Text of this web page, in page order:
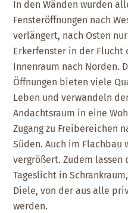
In den Wänden wurden
Fensteröffnungen nach
verlängert, nach Osten
Erkerfenster in der Flucht
Innenraum nach Norden.
Öffnungen bieten viele
Leben und verwandeln
Andachtsraum in eine
Zugang zu Freibereichen
Süden. Auch im Flachbau
vergrößert. Zudem
Tageslicht in
Diele, von der aus alle
werden.